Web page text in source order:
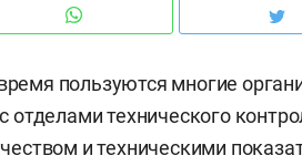
пользуются многие
отделами технического
и техническими